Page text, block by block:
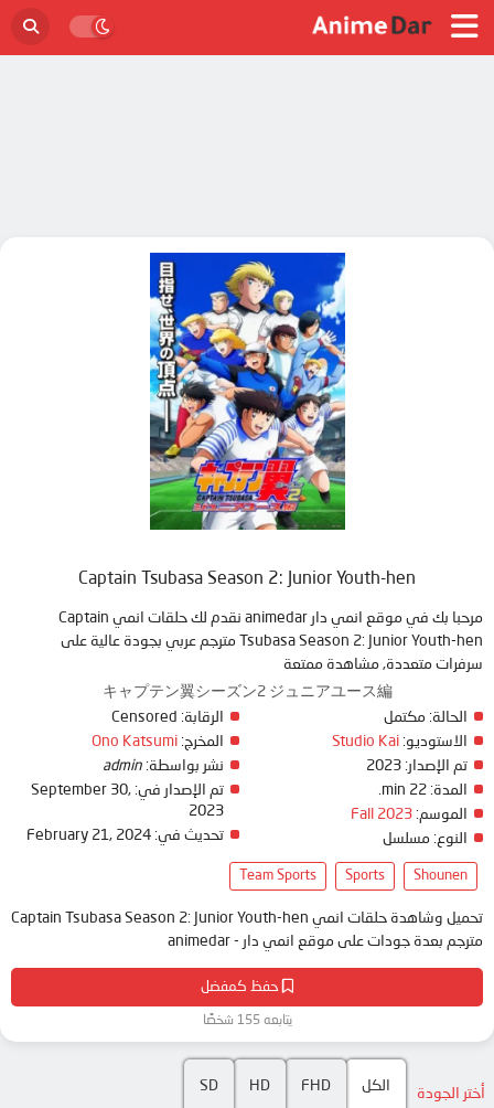
حفظ كمفضل
يتابعه 155 شخصًا
Captain Tsubasa Season 2: Junior Youth-hen
مرحبا بك في موقع انمي دار animedar نقدم لك حلقات انمي Captain
Tsubasa Season 2: Junior Youth-hen مترجم عربي بجودة عالية على
سرفرات متعددة, مشاهدة ممتعة
キャプテン翼シーズン2 ジュニアユース編
الحالة: مكتمل
الاستوديو: Studio Kai
تم الإصدار:
المدة:
الموسم: Fall 2023
النوع: مسلسل
الرقابة:
المخرج: Ono Katsumi
نشر بواسطة: admin
تم الإصدار في: September 30,
2023
تحديث في: February 21, 2024
Shounen
Sports
Team Sports
تحميل وشاهدة حلقات انمي Captain Tsubasa Season 2: Junior Youth-hen
مترجم بعدة جودات على موقع انمي دار - animedar
أختر الجودة الكل FHD
HD
SD